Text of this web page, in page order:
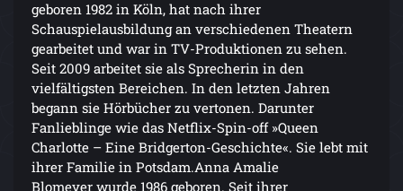
geboren 1982 in Köln, hat nach ihrer
Schauspielausbildung an verschiedenen Theatern
gearbeitet und war in TV-Produktionen zu sehen.
Seit 2009 arbeitet sie als Sprecherin in den
vielfältigsten Bereichen. In den letzten Jahren
begann sie Hörbücher zu vertonen. Darunter
Fanlieblinge wie das Netflix-Spin-off »Queen
Charlotte – Eine Bridgerton-Geschichte«. Sie lebt mit
ihrer Familie in Potsdam.Anna Amalie
Blomeyer wurde 1986 geboren. Seit ihrer